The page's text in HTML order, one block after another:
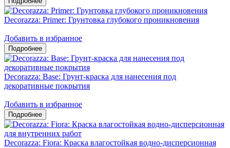
Decorazza: Primer: Грунтовка глубокого проникновения
Добавить в избранное
Decorazza: Base: Грунт-краска для нанесения под
декоративные покрытия
Добавить в избранное
Decorazza: Fiora: Краска влагостойкая водно-дисперсионная